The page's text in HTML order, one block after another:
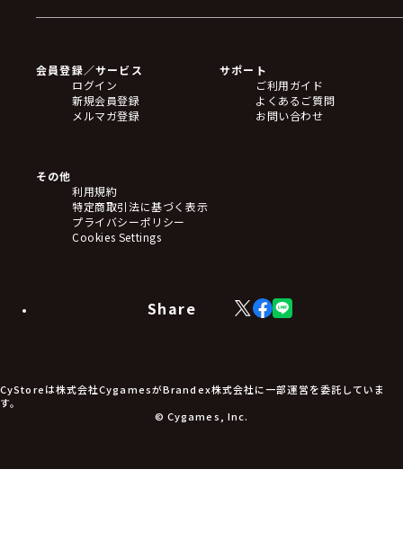
フィギュア
アクリルスタンド
バッジ
キーホルダー・ストラップ
ステッカー・シール・カード
タペストリー・ポスター
アームサポーター
ブレードホルダー
食品・飲料品
アパレル小物
アクセサリー
会員登録／サービス
ログイン
新規会員登録
メルマガ登録
サポート
ご利用ガイド
よくあるご質問
お問い合わせ
その他
利用規約
特定商取引法に基づく表示
プライバシーポリシー
Cookies Settings
Share
X
(Twitter)
Facebook
LINE
CyStoreは株式会社CygamesがBrandex株式会社に一部運営を委託していま
す。
© Cygames, Inc.